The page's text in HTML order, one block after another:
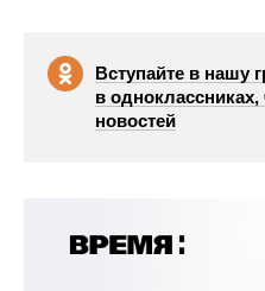
Вступайте в нашу
в
новостей